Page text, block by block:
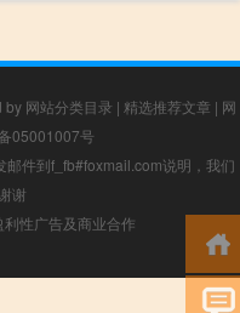
by 网站分类目录 | 精选推荐文章 | 网
05001007号
件到f_fb#foxmail.com说明，我们
谢
性广告及商业合作